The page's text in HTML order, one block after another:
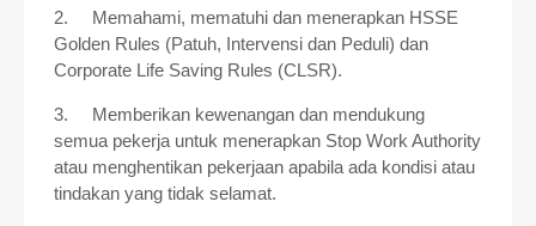
2.
Memahami, mematuhi dan menerapkan HSSE
Golden Rules (Patuh, Intervensi dan Peduli) dan
Corporate Life Saving Rules (CLSR).
3.
Memberikan kewenangan dan mendukung
semua pekerja untuk menerapkan Stop Work Authority
atau menghentikan pekerjaan apabila ada kondisi atau
tindakan yang tidak selamat.